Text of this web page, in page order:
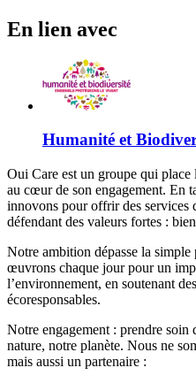
En lien avec
Humanité et
Oui Care est un groupe qui place
au cœur de son engagement. En
innovons pour offrir des services
défendant des valeurs fortes :
Notre ambition dépasse la simple
œuvrons chaque jour pour un
l’environnement, en soutenant
écoresponsables.
Notre engagement : prendre soin
nature, notre planète. Nous ne
mais aussi un partenaire :